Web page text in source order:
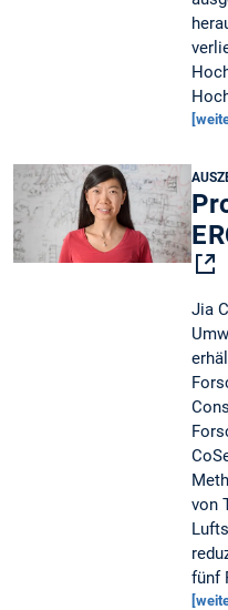
Jia
von
fünf